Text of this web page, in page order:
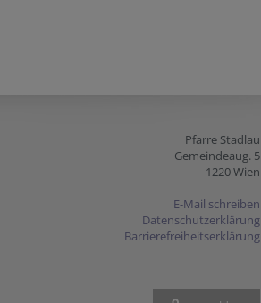
Pfarre Stadlau
Gemeindeaug. 5
1220 Wien
E-Mail schreiben
Datenschutzerklärung
Barrierefreiheitserklärung